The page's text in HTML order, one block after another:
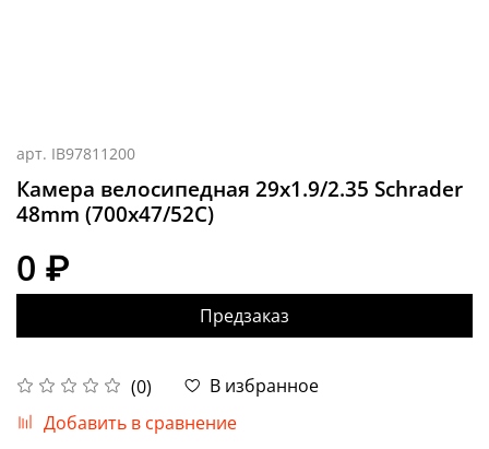
арт. IB97811200
Камера велосипедная 29x1.9/2.35 Schrader
48mm (700x47/52C)
(0)
В избранное
Добавить в сравнение
0 ₽
Предзаказ